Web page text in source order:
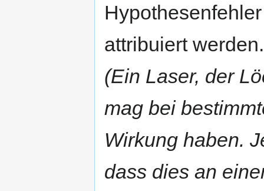
attribuiert werden.
(Ein Laser, der
mag bei
Wirkung haben.
dass dies an